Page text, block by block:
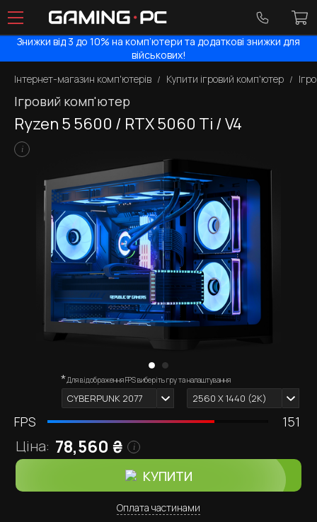
Знижки від 3 до 10% на комп’ютери та додаткові знижки для
військових!
Інтернет-магазин комп'ютерів
Купити ігровий комп'ютер
Ігровий комп'ютер
Ryzen 5 5600 / RTX 5060 Ti / V4
i
Зовнішній вигляд комп'ютера залежить від обраних
комплектуючих.
CYBERPUNK 2077 2560 X 1440 (2К)
*Для відображення FPS виберіть гру та налаштування
FPS 151
Ціна: 78,560 ₴ i
КУПИТИ
Оплата частинами